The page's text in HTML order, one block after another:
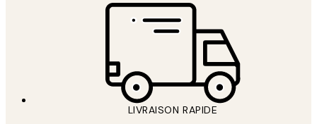
LIVRAISON RAPIDE